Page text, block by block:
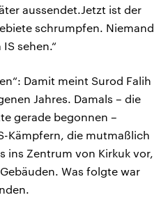
aussendet.Jetzt ist der
schrumpfen. Niemand
sehen.“
Damit meint Surod Falih
Jahres. Damals – die
gerade begonnen –
Kämpfern, die mutmaßlich
ins Zentrum von Kirkuk vor,
Was folgte war